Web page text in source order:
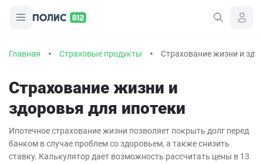
Главная Страховые продукты Страхование жизни и
Страхование жизни и
здоровья для ипотеки
Ипотечное страхование жизни позволяет покрыть долг перед
банком в случае проблем со здоровьем, а также снизить
ставку. Калькулятор дает возможность рассчитать цены в 13